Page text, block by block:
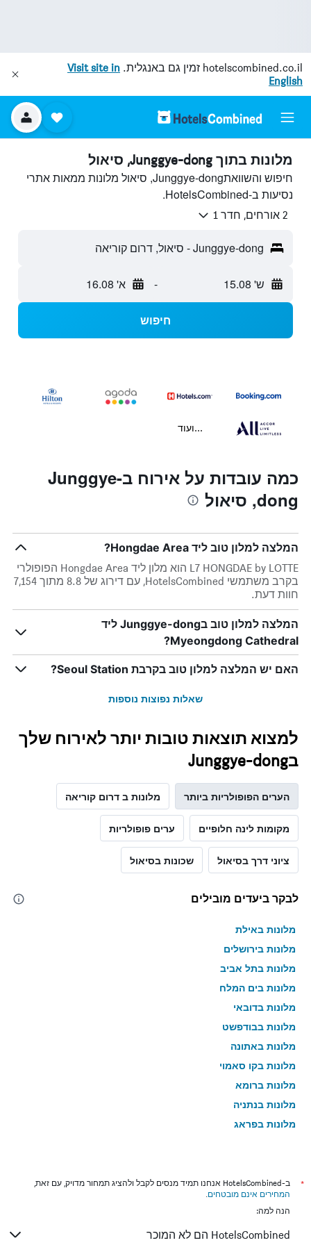
hotelscombined.co.il זמין גם באנגלית. Visit site in
English
מלונות בתוך Junggye-dong, סיאול
חיפוש והשוואתJunggye-dong, סיאול מלונות ממאות אתרי
נסיעות ב-HotelsCombined.
2 אורחים, חדר 1
Junggye-dong - סיאול, דרום קוריאה
ש' 15.08 - א' 16.08
חיפוש
...ועוד
כמה עובדות על אירוח בJunggye-
dong, סיאול
המלצה למלון טוב ליד Hongdae Area?
L7 HONGDAE by LOTTE הוא מלון ליד Hongdae Area הפופולרי
בקרב משתמשי HotelsCombined, עם דירוג של 8.8 מתוך 7,154
חוות דעת.
המלצה למלון טוב בJunggye-dong ליד
Myeongdong Cathedral?
האם יש המלצה למלון טוב בקרבת Seoul Station?
שאלות נפוצות נוספות
למצוא תוצאות טובות יותר לאירוח שלך
בJunggye-dong
הערים הפופולריות ביותר מלונות ב דרום קוריאה
מקומות לינה חלופיים ערים פופולריות
ציוני דרך בסיאול שכונות בסיאול
לבקר ביעדים מובילים
מלונות באילת
מלונות בירושלים
מלונות בתל אביב
מלונות בים המלח
מלונות בדובאי
מלונות בבודפשט
מלונות באתונה
מלונות בקו סאמוי
מלונות ברומא
מלונות בנתניה
מלונות בפראג
מלונות בניו יורק
מלונות בבנגקוק
מלונות בבוקרשט
*
ב-HotelsCombined אנחנו תמיד מנסים לקבל ולהציג תמחור מדויק, עם זאת,
המחירים אינם מובטחים.
הנה למה:
HotelsCombined הם לא המוכר